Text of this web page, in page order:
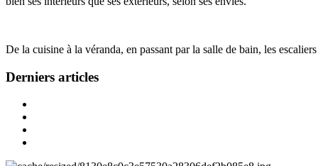
De la cuisine à la véranda, en passant par la salle de bain, les
Derniers articles